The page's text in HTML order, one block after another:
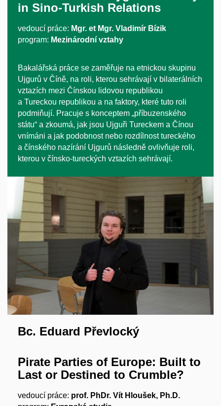
in Sino-Turkish Relations
vedoucí práce: Mgr. et Mgr. Vladimír Bízik
program: Mezinárodní vztahy
Bakalářská práce se zaměřuje na etnickou skupinu
Ujgurů v Číně, na roli, kterou sehrávají v bilaterálních
vztazích mezi Čínskou lidovou republikou
a Tureckou republikou a na faktory, které tuto roli
podmiňují. Pracuje s konceptem „příbuzenského
státu“ a zkoumá, jak jsou Ujguři Tureckem a Čínou
vnímáni a jak podobnost nebo rozdílnost tureckého
a čínského nazírání Ujgurů následně ovlivňuje roli,
kterou v čínsko-tureckých vztazích sehrávají.
Bc. Eduard Převlocký
Pirate Parties of Europe: Built to
Last or Destined to Crumble?
vedoucí práce: prof. PhDr. Vít Hloušek, Ph.D.